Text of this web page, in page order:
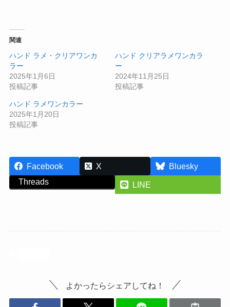
関連
ハンド ラメ・クリアワンカ
ラー
2025年1月6日
投稿記事
ハンド クリアラメワンカラ
ー
2024年11月25日
投稿記事
ハンド ラメワンカラー
2025年1月20日
投稿記事
Facebook X
Bluesky
Threads
LINE
よかったらシェアしてね！